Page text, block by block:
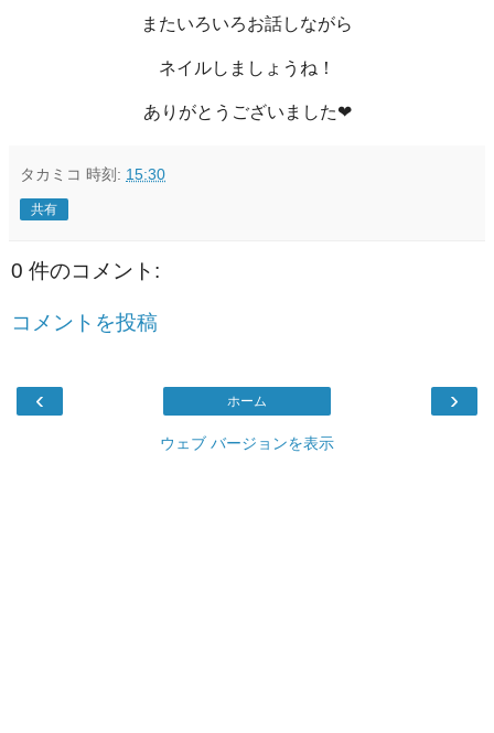
またいろいろお話しながら
ネイルしましょうね！
ありがとうございました❤
タカミコ 時刻: 15:30
共有
0 件のコメント:
コメントを投稿
‹ ›
ホーム
ウェブ バージョンを表示